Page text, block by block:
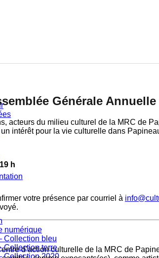
numérique
Collection bleu
Collection terre
Collection 2020
Générale Annuelle
acteurs du milieu culturel de la MRC de
intérêt pour la vie culturelle dans
h
votre présence par courriel à
d’action culturelle de la MRC de